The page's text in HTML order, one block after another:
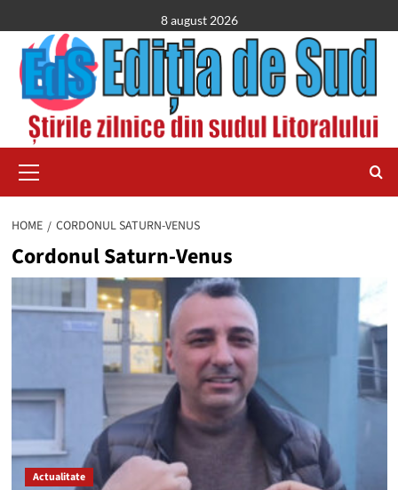
to
content
8 august 2026
Menu
HOME CORDONUL SATURN-VENUS
Cordonul Saturn-Venus
Actualitate